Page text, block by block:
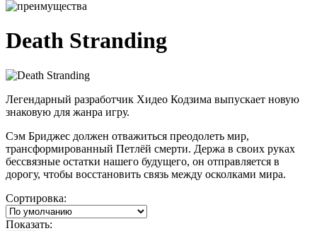
Death Stranding
Легендарный разработчик Хидео Кодзима выпускает новую
знаковую для жанра игру.
Сэм Бриджес должен отважиться преодолеть мир,
трансформированный Петлёй смерти. Держа в своих руках
бессвязные остатки нашего будущего, он отправляется в
дорогу, чтобы восстановить связь между осколками мира.
Сортировка:
Показать: